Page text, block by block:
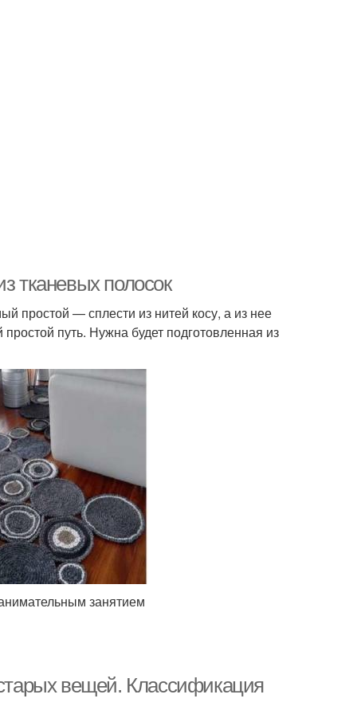
тканевых полосок
простой — сплести из нитей косу, а из нее
путь. Нужна будет подготовленная из
занятием
вещей. Классификация